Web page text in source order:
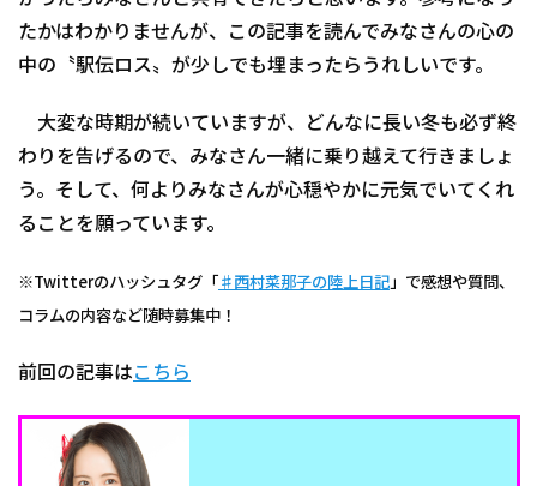
たかはわかりませんが、この記事を読んでみなさんの心の
中の〝駅伝ロス〟が少しでも埋まったらうれしいです。
大変な時期が続いていますが、どんなに長い冬も必ず終
わりを告げるので、みなさん一緒に乗り越えて行きましょ
う。そして、何よりみなさんが心穏やかに元気でいてくれ
ることを願っています。
※Twitterのハッシュタグ「 ♯西村菜那子の陸上日記」で感想や質問、
コラムの内容など随時募集中！
前回の記事はこちら